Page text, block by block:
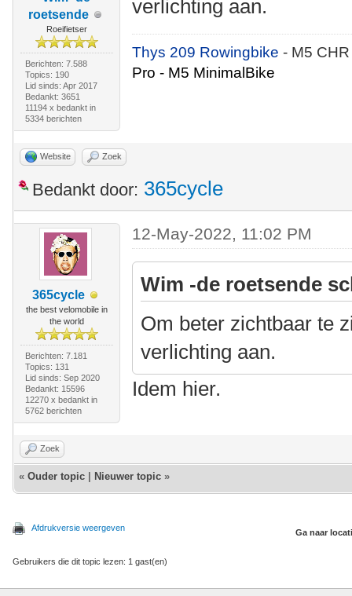
roetsende
Roeifietser
Berichten: 7.588
Topics: 190
Lid sinds: Apr 2017
Bedankt: 3651
11194 x bedankt in
5334 berichten
verlichting aan.
Thys 209 Rowingbike- M5
Pro - M5 MinimalBike
Website Zoek
Bedankt door: 365cycle
365cycle
the best velomobile in
the world
Berichten: 7.181
Topics: 131
Lid sinds: Sep 2020
Bedankt: 15596
12270 x bedankt in
5762 berichten
12-May-2022, 11:02 PM
Wim -de roetsende
Om beter zichtbaar te
verlichting aan.
Idem hier.
Zoek
« Ouder topic Nieuwer topic »
Afdrukversie weergeven Ga naar
Gebruikers die dit topic lezen: 1 gast(en)